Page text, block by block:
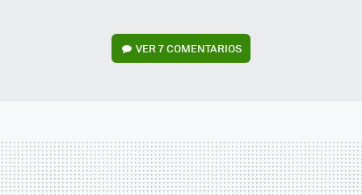
VER7 COMENTARIOS